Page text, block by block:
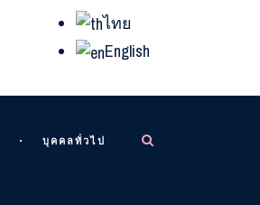
ไทย
English
บุคคลทั่วไป